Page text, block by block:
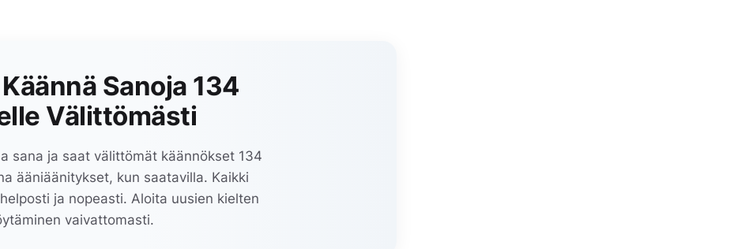
Sanoja 134
Välittömästi
sana ja saat välittömät käännökset 134
ääniäänitykset, kun saatavilla. Kaikki
ja nopeasti. Aloita uusien kielten
vaivattomasti.